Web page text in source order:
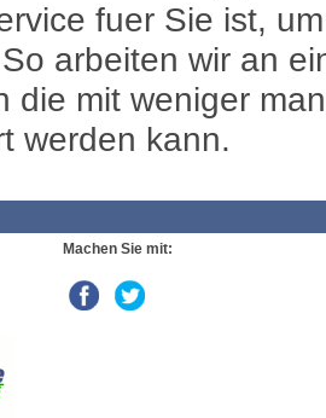
fuer Sie ist,
arbeiten wir an
die mit weniger
werden kann.
Machen Sie mit: